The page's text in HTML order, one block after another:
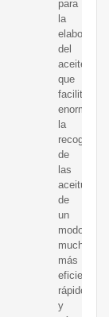
para
la
del
aceite
que
facilita
la
recogida
de
las
aceitunas,
de
un
modo
mucho
más
eficiente,
rápido
y